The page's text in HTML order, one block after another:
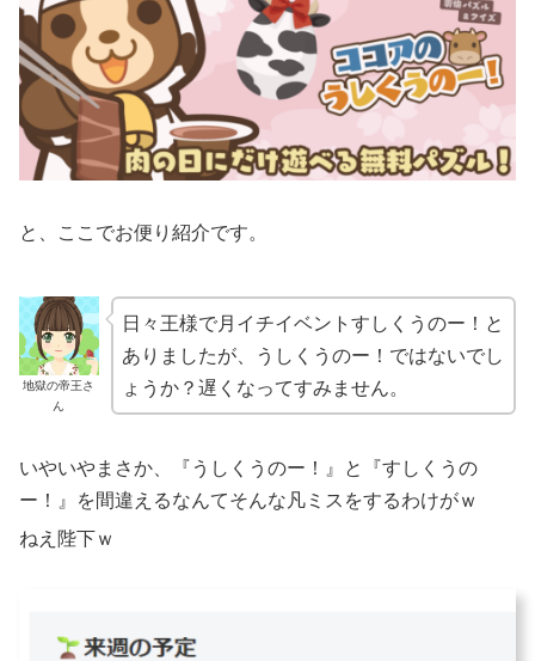
と、ここでお便り紹介です。
地獄の帝王さ
ん
日々王様で月イチイベントすしくうのー！と
ありましたが、うしくうのー！ではないでし
ょうか？遅くなってすみません。
いやいやまさか、『うしくうのー！』と『すしくうの
ー！』を間違えるなんてそんな凡ミスをするわけがｗ
ねえ陛下ｗ